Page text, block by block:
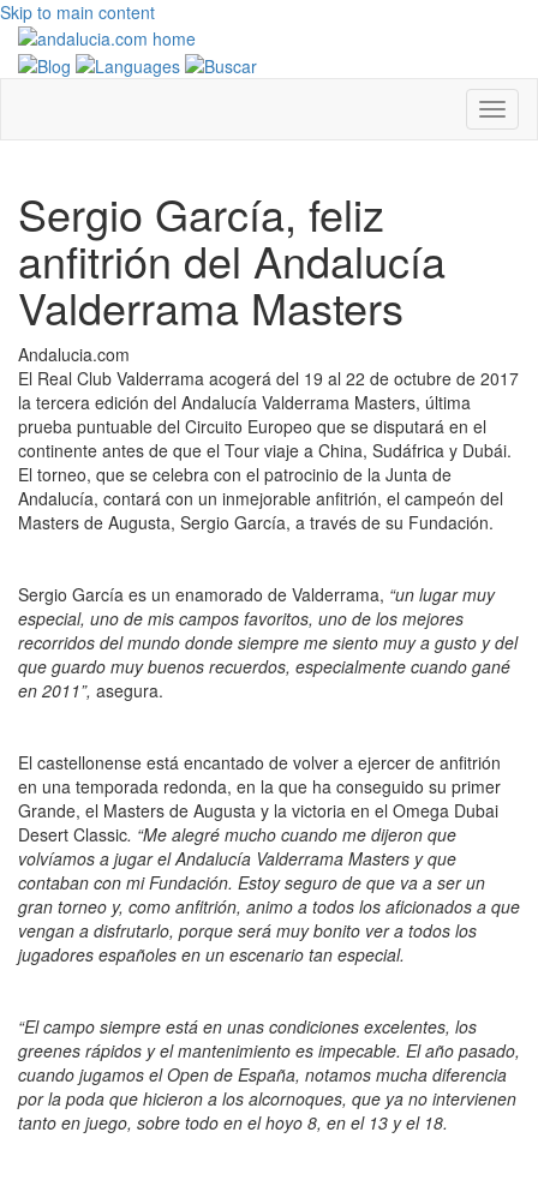
Skip to main content
Sergio García, feliz
anfitrión del Andalucía
Valderrama Masters
Andalucia.com
El Real Club Valderrama acogerá del 19 al 22 de octubre de 2017
la tercera edición del Andalucía Valderrama Masters, última
prueba puntuable del Circuito Europeo que se disputará en el
continente antes de que el Tour viaje a China, Sudáfrica y Dubái.
El torneo, que se celebra con el patrocinio de la Junta de
Andalucía, contará con un inmejorable anfitrión, el campeón del
Masters de Augusta, Sergio García, a través de su Fundación.
Sergio García es un enamorado de Valderrama, “un lugar muy
especial, uno de mis campos favoritos, uno de los mejores
recorridos del mundo donde siempre me siento muy a gusto y del
que guardo muy buenos recuerdos, especialmente cuando gané
en 2011”, asegura.
El castellonense está encantado de volver a ejercer de anfitrión
en una temporada redonda, en la que ha conseguido su primer
Grande, el Masters de Augusta y la victoria en el Omega Dubai
Desert Classic. “Me alegré mucho cuando me dijeron que
volvíamos a jugar el Andalucía Valderrama Masters y que
contaban con mi Fundación. Estoy seguro de que va a ser un
gran torneo y, como anfitrión, animo a todos los aficionados a que
vengan a disfrutarlo, porque será muy bonito ver a todos los
jugadores españoles en un escenario tan especial.
“El campo siempre está en unas condiciones excelentes, los
greenes rápidos y el mantenimiento es impecable. El año pasado,
cuando jugamos el Open de España, notamos mucha diferencia
por la poda que hicieron a los alcornoques, que ya no intervienen
tanto en juego, sobre todo en el hoyo 8, en el 13 y el 18.